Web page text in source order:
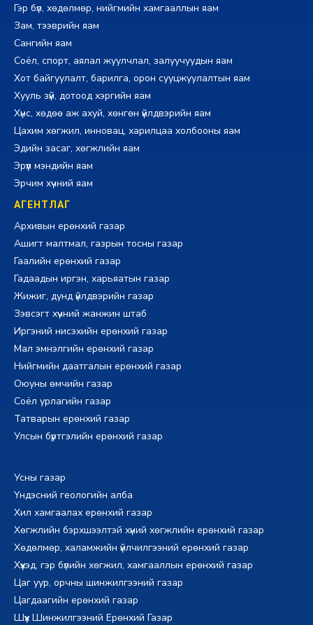
Гэр бүл, хөдөлмөр, нийгмийн хамгааллын яам
Зам, тээврийн яам
Сангийн яам
Соёл, спорт, аялал жуулчлал, залуучуудын яам
Хот байгуулалт, барилга, орон сууцжуулалтын яам
Хууль зүй, дотоод хэргийн яам
Хүнс, хөдөө аж ахуй, хөнгөн үйлдвэрийн яам
Цахим хөгжил, инновац, харилцаа холбооны яам
Эдийн засаг, хөгжлийн яам
Эрүүл мэндийн яам
Эрчим хүчний яам
АГЕНТЛАГ
Архивын ерөнхий газар
Ашигт малтмал, газрын тосны газар
Гаалийн ерөнхий газар
Гадаадын иргэн, харьяатын газар
Жижиг, дунд үйлдвэрийн газар
Зэвсэгт хүчний жанжин штаб
Иргэний нисэхийн ерөнхий газар
Мал эмнэлгийн ерөнхий газар
Нийгмийн даатгалын ерөнхий газар
Оюуны өмчийн газар
Соёл урлагийн газар
Татварын ерөнхий газар
Улсын бүртгэлийн ерөнхий газар
Усны газар
Үндэсний геологийн алба
Хил хамгаалах ерөнхий газар
Хөгжлийн бэрхшээлтэй хүний хөгжлийн ерөнхий газар
Хөдөлмөр, халамжийн үйлчилгээний ерөнхий газар
Хүүхэд, гэр бүлийн хөгжил, хамгааллын ерөнхий газар
Цаг уур, орчны шинжилгээний газар
Цагдаагийн ерөнхий газар
Шүүх Шинжилгээний Ерөнхий Газар